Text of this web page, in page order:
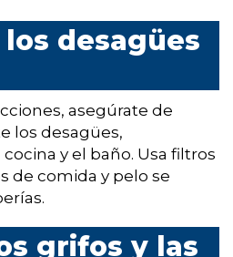
desagües
asegúrate de
los desagües,
y el baño. Usa filtros
de comida y pelo se
grifos y las